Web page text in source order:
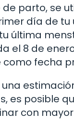
parto, se
día de tu
última
el 8 de
como fecha
es posible
con